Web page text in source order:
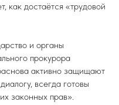
как достаётся «трудовой
и органы
прокурора
активно защищают
всегда готовы
законных прав».